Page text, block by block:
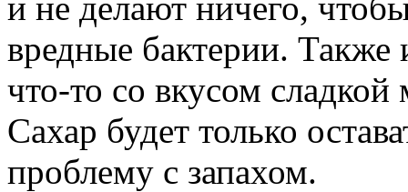
вредные бактерии. Также
что-то со вкусом
Сахар будет только
проблему с запахом.